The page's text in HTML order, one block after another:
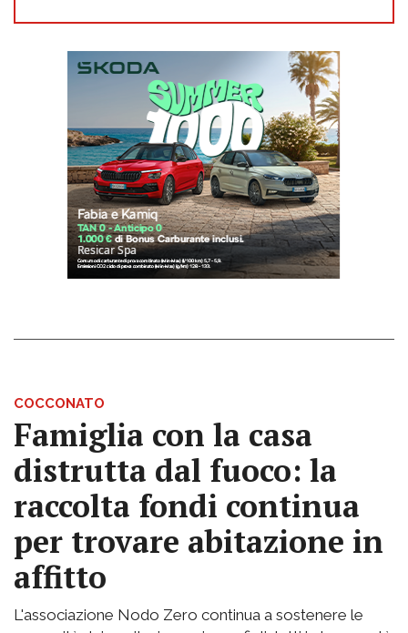
COCCONATO
Famiglia con la casa
distrutta dal fuoco: la
raccolta fondi continua
per trovare abitazione in
affitto
L'associazione Nodo Zero continua a sostenere le